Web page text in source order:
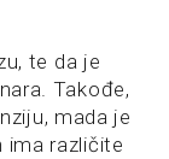
te da je
Takođe,
mada je
ima različite